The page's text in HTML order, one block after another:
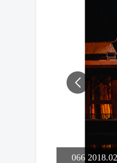
066